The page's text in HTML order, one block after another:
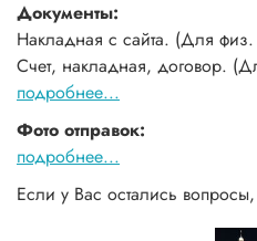
Документы:
Накладная с сайта. (Для
Счет, накладная, договор.
подробнее...
Фото отправок:
подробнее...
Если у Вас остались